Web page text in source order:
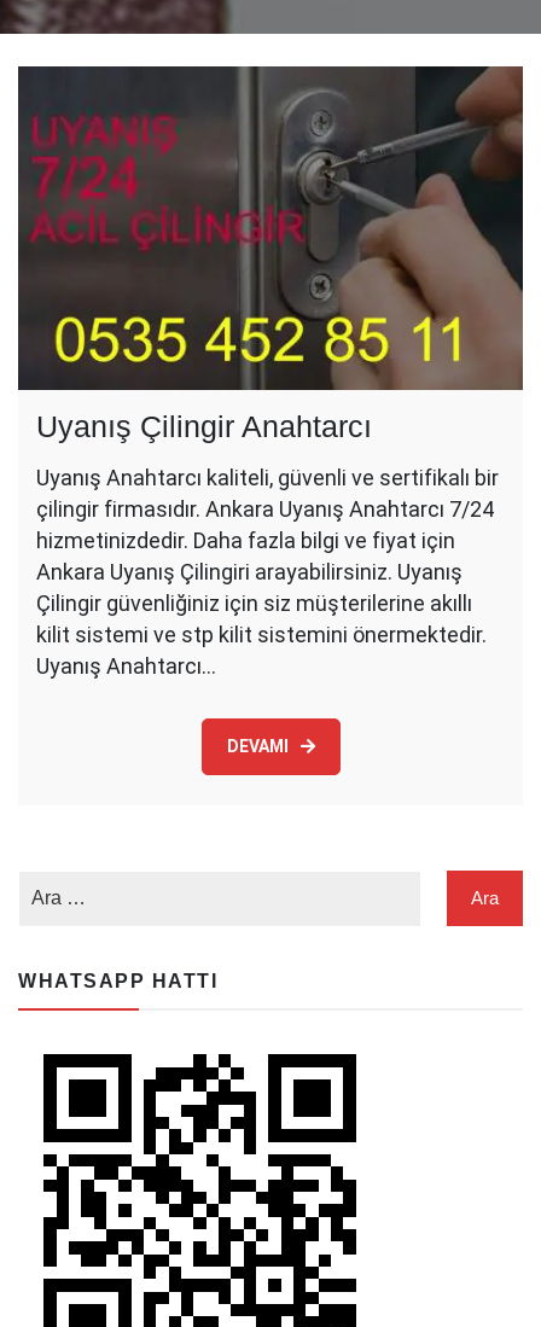
Uyanış Çilingir Anahtarcı
Uyanış Anahtarcı kaliteli, güvenli ve sertifikalı bir
çilingir firmasıdır. Ankara Uyanış Anahtarcı 7/24
hizmetinizdedir. Daha fazla bilgi ve fiyat için
Ankara Uyanış Çilingiri arayabilirsiniz. Uyanış
Çilingir güvenliğiniz için siz müşterilerine akıllı
kilit sistemi ve stp kilit sistemini önermektedir.
Uyanış Anahtarcı…
DEVAMI
WHATSAPP HATTI